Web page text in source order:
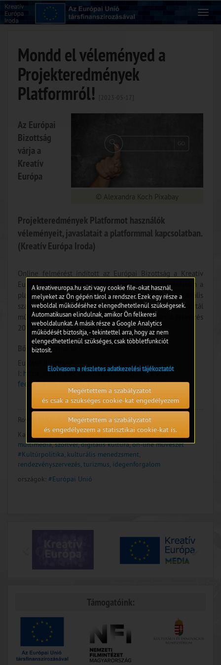
Mondd el véleményed a
Projekteredmények
Platformról!
© Alexandra Koch Pixabay
Az Európai
Bizottság
várja a
Kreatív
Európa
Projekteredmények Platformot használók
véleményeit, javaslatait a platformmal kapcsolatban.
(Kreatív Európa Iroda)
Online felmérést indított az Európai Bizottság a Kreatív
Európa Projekteredmények Platformjáról. A felmérésben a
platformot használó projektvezetők, művészek és kulturális
szakemberek véleményére kíváncsiak a portál
működésével, használhatóságával kapcsolatban. A felmérés
2023. június közepéig tart.
Bővebb információ:
Európai Bizottság;
I: https://culture.ec.europa.eu/news/give-us-your-
feedback-on-the-new-project-results-platform
Rovat:
KULTURÁLIS HÍREK AZ EU-BÓL
Kapcsolódó témák:#Új technológiák, digitális technika,
multimédia, szoftver, digitális kultúra, on-line művészet
#Kultúrpolitika, kulturális menedzsment,
rendezvényszervezés, turizmus, idegenforgalom
országok: #Európai Unió
Támogatóink:
A kreativeuropa.hu süti vagy cookie file-okat használ,
melyeket az Ön gépén tárol a rendszer. Ezek egy része a
weboldal működéséhez elengedhetetlenül szükségesek.
Automatikusan elindulnak, amikor Ön felkeresi
weboldalunkat. A másik része a Google Analytics
működését biztosítja, - tekintettel arra, hogy az nem
elengedhetetlenül szükséges, csak többletfunkciót
biztosít.
Elolvasom a részletes adatkezelési tájékoztatót
Megértettem a szabályzatot
és csak a szükséges cookie-kat engedélyezem
Megértettem a szabályzatot
és engedélyezem a statisztikai cookie-kat is.